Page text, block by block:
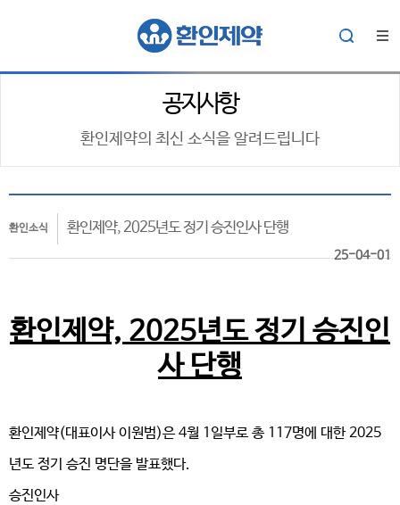
공지사항
환인제약의 최신 소식을 알려드립니다
환인소식 환인제약, 2025년도 정기 승진인사 단행
25-04-01
환인제약, 2025년도 정기 승진인
사 단행
환인제약(대표이사 이원범)은 4월 1일부로 총 117명에 대한 2025
년도 정기 승진 명단을 발표했다.
승진인사